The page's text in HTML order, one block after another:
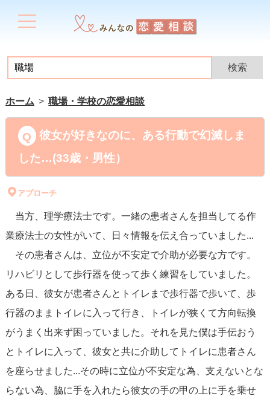
ホーム 職場・学校の恋愛相談
彼女が好きなのに、ある行動で幻滅しま
した…(33歳・男性）
アプローチ
当方、理学療法士です。一緒の患者さんを担当してる作
業療法士の女性がいて、日々情報を伝え合っていました...
その患者さんは、立位が不安定で介助が必要な方です。
リハビリとして歩行器を使って歩く練習をしていました。
ある日、彼女が患者さんとトイレまで歩行器で歩いて、歩
行器のままトイレに入って行き、トイレが狭くて方向転換
がうまく出来ず困っていました。それを見た僕は手伝おう
とトイレに入って、彼女と共に介助してトイレに患者さん
を座らせました...その時に立位が不安定な為、支えないとな
らない為、脇に手を入れたら彼女の手の甲の上に手を乗せ